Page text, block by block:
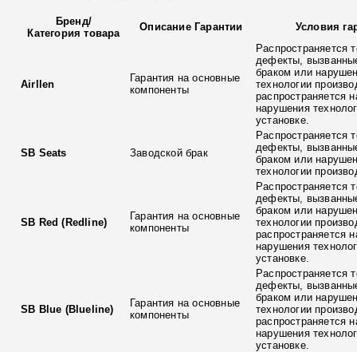
Бренд/
Категория товара
Описание Гарантии Условия
Airllen
Гарантия на основные
компоненты
Распространяется
дефекты,
браком или
технологии
распространяется
нарушения
установке.
SB Seats Заводской брак
Распространяется
дефекты,
браком или
технологии
SB Red (Redline)
Гарантия на основные
компоненты
Распространяется
дефекты,
браком или
технологии
распространяется
нарушения
установке.
SB Blue (Blueline)
Гарантия на основные
компоненты
Распространяется
дефекты,
браком или
технологии
распространяется
нарушения
установке.